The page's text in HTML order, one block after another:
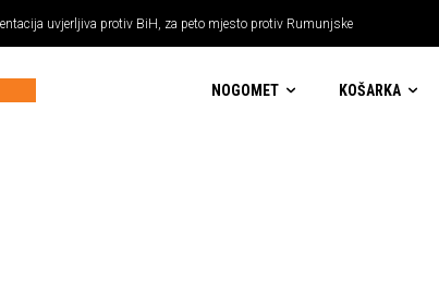
uvjerljiva protiv BiH, za peto mjesto protiv Rumunjske
NOGOMET KOŠARKA